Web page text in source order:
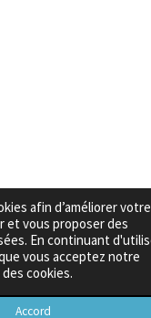
afin d’améliorer votre
et vous proposer des
En continuant
vous acceptez notre
cookies.
Accord